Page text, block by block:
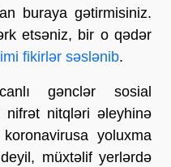
buraya gətirmisiniz.
etsəniz, bir o qədər
fikirlər səslənib.
gənclər sosial
nifrət nitqləri əleyhinə
yoluxma
müxtəlif yerlərdə